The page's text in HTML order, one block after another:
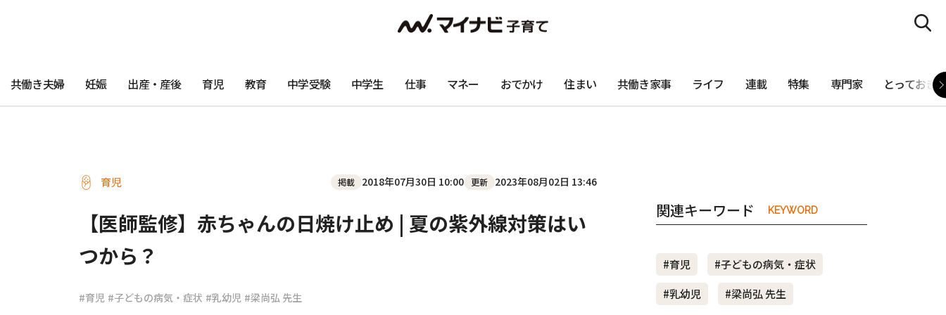
共働き夫婦 妊娠 出産・産後 育児 教育 中学受験 中学生 仕事 マネー おでかけ 住まい 共働き家事 ライフ 連載 特集 専門家 とっておき
育児 掲載 2018年07月30日 10:00 更新 2023年08月02日 13:46
【医師監修】赤ちゃんの日焼け止め | 夏の紫外線対策はい
つから？
#育児 #子どもの病気・症状 #乳幼児 #梁尚弘 先生
関連キーワード KEYWORD
#育児
#子どもの病気・症状
#乳幼児
#梁尚弘 先生